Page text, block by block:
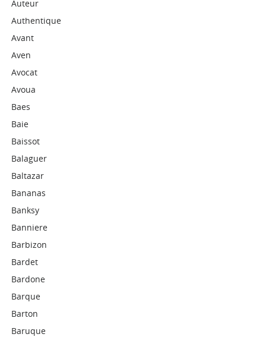
Auteur
Authentique
Avant
Aven
Avocat
Avoua
Baes
Baie
Baissot
Balaguer
Baltazar
Bananas
Banksy
Banniere
Barbizon
Bardet
Bardone
Barque
Barton
Baruque